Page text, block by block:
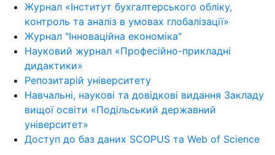
Журнал «Інститут бухгалтерського обліку,
контроль та аналіз в умовах глобалізації»
Журнал "Інноваційна економіка"
Науковий журнал «Професійно-прикладні
дидактики»
Репозитарій університету
Навчальні, наукові та довідкові видання Закладу
вищої освіти «Подільський державний
університет»
Доступ до баз даних SCOPUS та Web of Science